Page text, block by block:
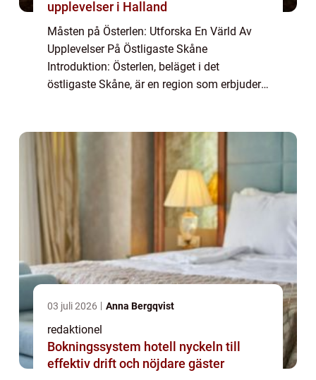
upplevelser i Halland
Måsten på Österlen: Utforska En Värld Av
Upplevelser På Östligaste Skåne
Introduktion: Österlen, beläget i det
östligaste Skåne, är en region som erbjuder
03 juli 2026 Anna Bergqvist
redaktionel
Bokningssystem hotell nyckeln till
effektiv drift och nöjdare gäster